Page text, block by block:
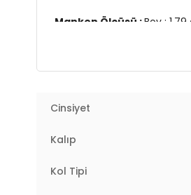
Manken Ölçüsü :Boy :
2DK4616082Y.02
Cinsiyet
Kalıp
Kol Tipi